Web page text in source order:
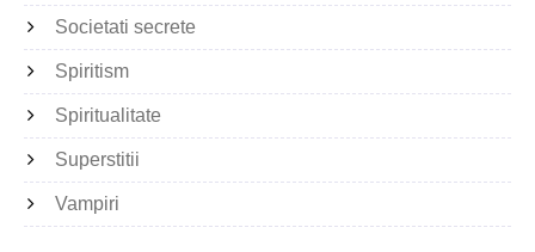
Societati secrete
Spiritism
Spiritualitate
Superstitii
Vampiri